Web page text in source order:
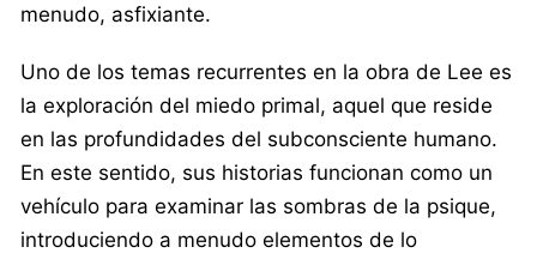
menudo, asfixiante.
Uno de los temas recurrentes en la obra de Lee es
la exploración del miedo primal, aquel que reside
en las profundidades del subconsciente humano.
En este sentido, sus historias funcionan como un
vehículo para examinar las sombras de la psique,
introduciendo a menudo elementos de lo